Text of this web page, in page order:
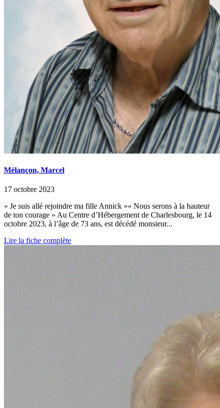
Mélançon, Marcel
17 octobre 2023
« Je suis allé rejoindre ma fille Annick »« Nous serons à la hauteur
de ton courage » Au Centre d’Hébergement de Charlesbourg, le 14
octobre 2023, à l’âge de 73 ans, est décédé monsieur...
Lire la fiche complète